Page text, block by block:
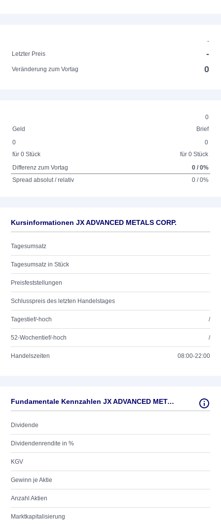
-
Letzter Preis
-
Veränderung zum Vortag 0
0
Geld
Brief
0
für 0 Stück
0
für 0 Stück
Differenz zum Vortag
0 / 0%
Spread absolut / relativ
0 / 0%
Kursinformationen JX ADVANCED METALS CORP.
Tagesumsatz
Tagesumsatz in Stück
Preisfeststellungen
Schlusspreis des letzten Handelstages
Tagestief/-hoch /
52-Wochentief/-hoch /
Handelszeiten 08:00-22:00
Fundamentale Kennzahlen JX ADVANCED METALS CORP.
Dividende
Dividendenrendite in %
KGV
Gewinn je Aktie
Anzahl Aktien
Marktkapitalisierung